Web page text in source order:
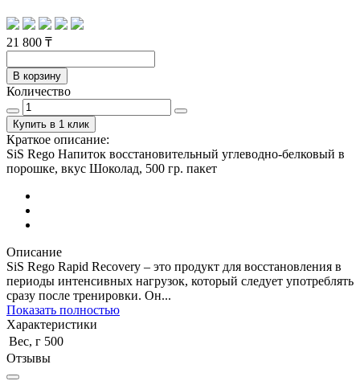
21 800 ₸
В корзину
Количество
Купить в 1 клик
Краткое описание:
SiS Rego Напиток восстановительный углеводно-белковый в
порошке, вкус Шоколад, 500 гр. пакет
Описание
SiS Rego Rapid Recovery – это продукт для восстановления в
периоды интенсивных нагрузок, который следует употреблять
сразу после тренировки. Он...
Показать полностью
Характеристики
Вес, г 500
Отзывы